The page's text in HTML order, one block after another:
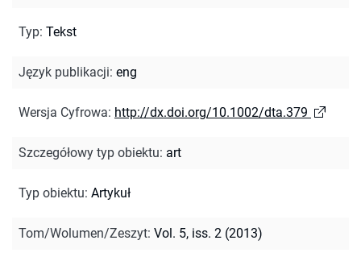
Typ: Tekst
Język publikacji: eng
Wersja Cyfrowa: http://dx.doi.org/10.1002/dta.379
Szczegółowy typ obiektu: art
Typ obiektu: Artykuł
Tom/Wolumen/Zeszyt: Vol. 5, iss. 2 (2013)